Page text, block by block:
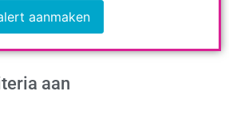
aanmaken
aan